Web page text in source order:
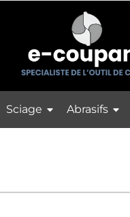
Sciage Abrasifs